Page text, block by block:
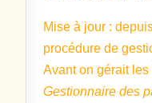
Mise à jour :
procédure de
Avant on gérait
Gestionnaire des